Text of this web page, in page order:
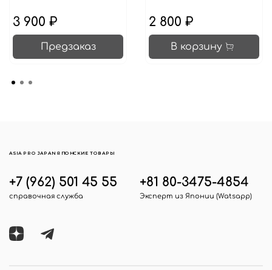
3 900 ₽
Предзаказ
2 800 ₽
В корзину
+7 (962) 501 45 55
справочная служба
+81 80-3475-4854
Эксперт из Японии (Watsapp)
ASIA PRO JAPAN ЯПОНСКИЕ ТОВАРЫ